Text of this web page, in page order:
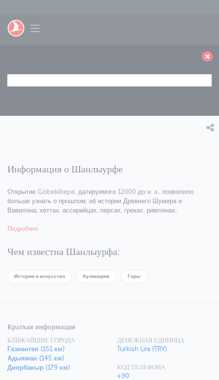
Toggle navigation
Информация о Шанлыурфе
Открытие Göbeklitepe, датируемого 12000 до н. э., позволило
больше узнать о прошлом, об истории Древнего Шумера и
Вавилона, хеттах, ассирийцах, персах, греках, римлянах,
след и в настоящем Шанлыурфы. Сегодня это многонациональный
улицам города, встречая людей разных культур и традиций,
живущих в мире и гармонии. И конечно, смесь культур повлияла на
Шанлыурфе.
Подробнее
Чем известна Шанлыурфа:
История и искусство Кулинария Горы
Краткая информация
БЛИЖАЙШИЕ ГОРОДА
Газиантеп (151 км)
Адыяман (145 км)
Диярбакыр (179 км)
ДЕНЕЖНАЯ ЕДИНИЦА
Turkish Lira (TRY)
КОД ТЕЛЕФОНА
+90